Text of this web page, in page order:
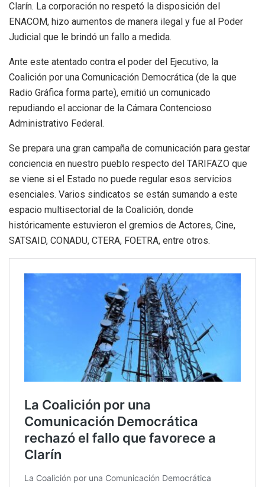
Clarín. La corporación no respetó la disposición del
ENACOM, hizo aumentos de manera ilegal y fue al Poder
Judicial que le brindó un fallo a medida.
Ante este atentado contra el poder del Ejecutivo, la
Coalición por una Comunicación Democrática (de la que
Radio Gráfica forma parte), emitió un comunicado
repudiando el accionar de la Cámara Contencioso
Administrativo Federal.
Se prepara una gran campaña de comunicación para gestar
conciencia en nuestro pueblo respecto del TARIFAZO que
se viene si el Estado no puede regular esos servicios
esenciales. Varios sindicatos se están sumando a este
espacio multisectorial de la Coalición, donde
históricamente estuvieron el gremios de Actores, Cine,
SATSAID, CONADU, CTERA, FOETRA, entre otros.